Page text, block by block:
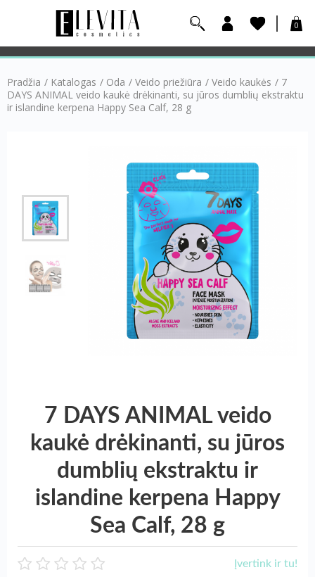
0
Pradžia / Katalogas / Oda / Veido priežiūra / Veido kaukės / 7
DAYS ANIMAL veido kaukė drėkinanti, su jūros dumblių ekstraktu
ir islandine kerpena Happy Sea Calf, 28 g
7 DAYS ANIMAL veido
kaukė drėkinanti, su jūros
dumblių ekstraktu ir
islandine kerpena Happy
Sea Calf, 28 g
Įvertink ir tu!